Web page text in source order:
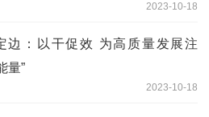
2023-10-18
边：以干促效 为高质量发展注
量”
2023-10-18